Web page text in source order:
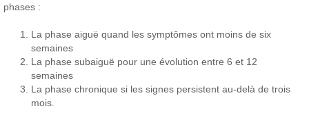
phases :
La phase aiguë quand les symptômes ont moins de six
semaines
La phase subaiguë pour une évolution entre 6 et 12
semaines
La phase chronique si les signes persistent au-delà de trois
mois.